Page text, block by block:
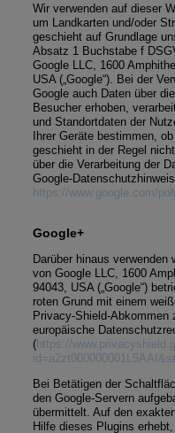
Wir verwenden auf dieser
um Landkarten und/oder
geschieht auf Grundlage
Absatz 1 Buchstabe f
Google LLC, 1600
USA („Google“). Bei der
Google auch Daten über
Besucher erhoben,
und Standortdaten der
Ihrer Geräte bestimmen,
geschieht in der Regel
über die Verarbeitung der
Google-
https://www.google.com/
Google+
Darüber hinaus
von Google LLC, 1600
94043, USA („Google“)
roten Grund mit einem
Privacy-Shield-
europäische
( https://
Bei Betätigen der
den Google-Servern
übermittelt. Auf den
Hilfe dieses Plugins